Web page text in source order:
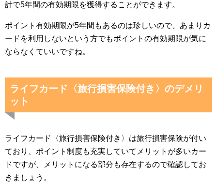
計で5年間の有効期限を獲得することができます。
ポイント有効期限が5年間もあるのは珍しいので、あまりカ
ードを利用しないという方でもポイントの有効期限が気に
ならなくていいですね。
ライフカード〈旅行損害保険付き〉のデメリ
ット
ライフカード〈旅行損害保険付き〉は旅行損害保険が付い
ており、ポイント制度も充実していてメリットが多いカー
ドですが、メリットになる部分も存在するので確認してお
きましょう。